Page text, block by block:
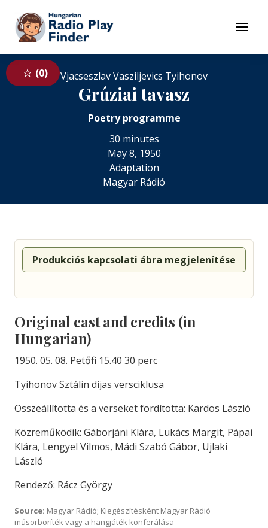
To contents
Menu
0 Vjacseszlav Vasziljevics Tyihonov
Grúziai tavasz
Poetry programme
30 minutes
May 8, 1950
Adaptation
Magyar Rádió
Produkciós kapcsolati ábra megjelenítése
Original cast and credits (in
Hungarian)
1950. 05. 08. Petőfi 15.40 30 perc
Tyihonov Sztálin díjas versciklusa
Összeállította és a verseket fordította: Kardos László
Közreműködik: Gáborjáni Klára, Lukács Margit, Pápai
Klára, Lengyel Vilmos, Mádi Szabó Gábor, Ujlaki
László
Rendező: Rácz György
Source: Magyar Rádió; Kiegészítésként Magyar Rádió
műsorboríték vagy a hangjáték konferálása